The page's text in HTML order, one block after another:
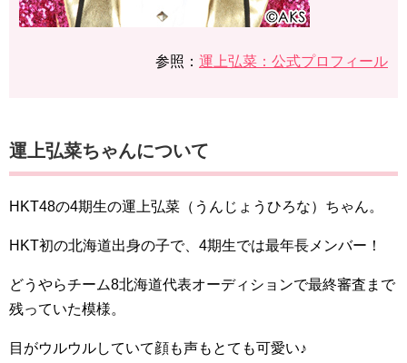
参照： 運上弘菜：公式プロフィール
運上弘菜ちゃんについて
HKT48の4期生の運上弘菜（うんじょうひろな）ちゃん。
HKT初の北海道出身の子で、4期生では最年長メンバー！
どうやらチーム8北海道代表オーディションで最終審査まで
残っていた模様。
目がウルウルしていて顔も声もとても可愛い♪